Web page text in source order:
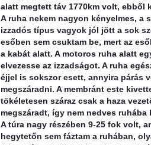
alatt megtett táv 1770km volt, ebből
A ruha nekem nagyon kényelmes,
izzadós típus vagyok jól jött a sok
esőben sem csuktam be, mert az
a kabát alatt. A motoros ruha alatt
elvezesse az izzadságot. A ruha
éjjel is sokszor esett, annyira párás
megszáradni. A membránt este
tökéletesen száraz csak a haza
megszáradt, így nem nedves
A túra nagy részében 9-25 fok volt,
hegytetőn sem fáztam a ruhában,